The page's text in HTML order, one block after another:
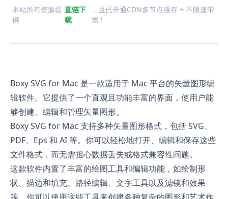
本站所有资源提
供
直链下
载
，且已开通CDN多节点缓存 + 不限速带
宽！
Boxy SVG for Mac 是一款适用于 Mac 平台的矢量图形编
辑软件。它提供了一个直观且功能丰富的界面，使用户能
够创建、编辑和管理矢量图形。
Boxy SVG for Mac 支持多种矢量图形格式，包括 SVG、
PDF、Eps 和 AI 等。你可以轻松地打开、编辑和保存这些
文件格式，而无需担心数据丢失或格式兼容性问题。
这款软件内置了丰富的绘图工具和编辑功能，如绘制形
状、描边和填充、路径编辑、文字工具以及滤镜和效果
等。你可以使用这些工具来创建各种复杂的图形和艺术作